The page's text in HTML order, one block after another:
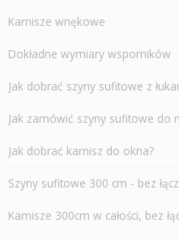
Karnisze wnękowe
Dokładne wymiary wsporników
Jak dobrać szyny sufitowe z
Jak zamówić szyny sufitowe do
Jak dobrać karnisz do okna?
Szyny sufitowe 300 cm - bez
Karnisze 300cm w całości, bez